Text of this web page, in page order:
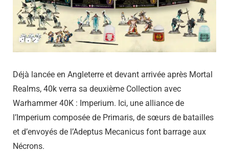
Déjà lancée en Angleterre et devant arrivée après Mortal
Realms, 40k verra sa deuxième Collection avec
Warhammer 40K : Imperium. Ici, une alliance de
l’Imperium composée de Primaris, de sœurs de batailles
et d’envoyés de l’Adeptus Mecanicus font barrage aux
Nécrons.